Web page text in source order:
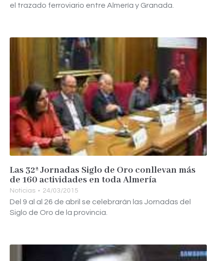
el trazado ferroviario entre Almería y Granada.
Las 32ª Jornadas Siglo de Oro conllevan más
de 160 actividades en toda Almería
Noticias 24/03/2015
Del 9 al al 26 de abril se celebrarán las Jornadas del
Siglo de Oro de la provincia.